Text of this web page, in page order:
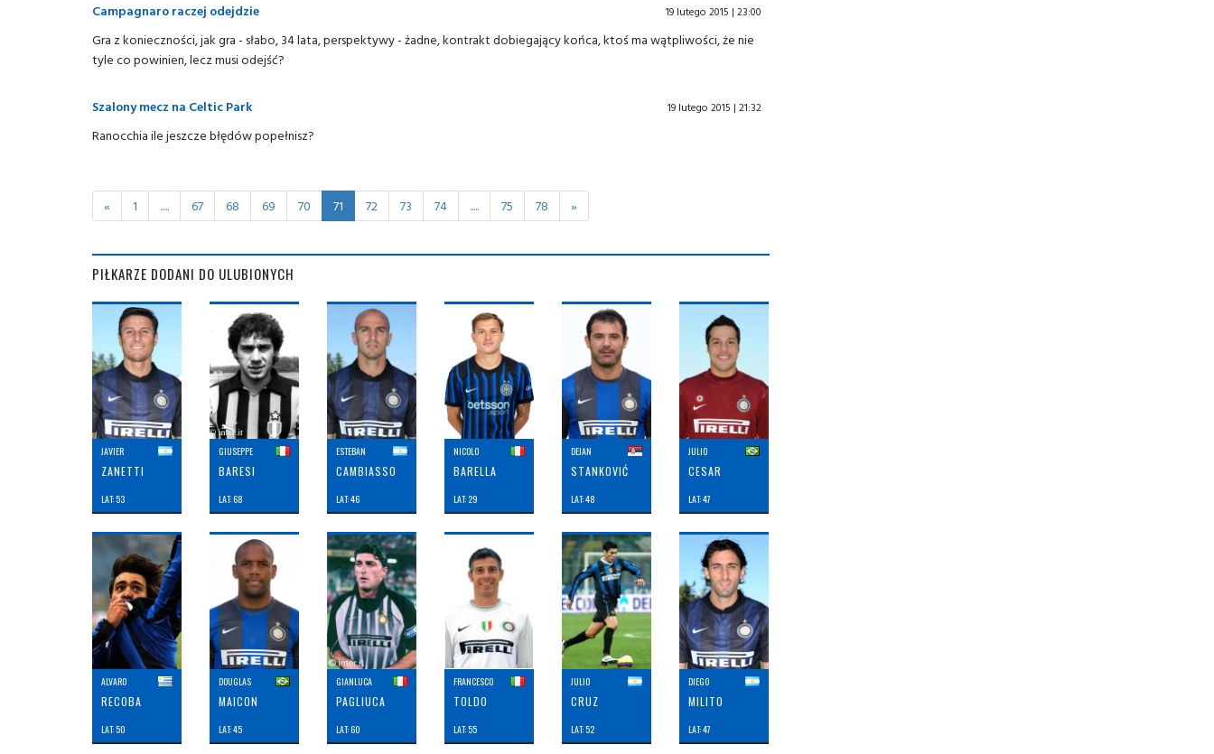
Campagnaro raczej odejdzie 19 lutego 2015 | 23:00
Gra z konieczności, jak gra - słabo, 34 lata, perspektywy - żadne, kontrakt dobiegający końca, ktoś ma wątpliwości, że nie
tyle co powinien, lecz musi odejść?
Szalony mecz na Celtic Park 19 lutego 2015 | 21:32
Ranocchia ile jeszcze błędów popełnisz?
« 1 ..... 67 68 69 70 71 72 73 74 ..... 75 78 »
PIŁKARZE DODANI DO ULUBIONYCH
JAVIER
ZANETTI
LAT: 53
GIUSEPPE
BARESI
LAT: 68
ESTEBAN
CAMBIASSO
LAT: 46
NICOLO
BARELLA
LAT: 29
DEJAN
STANKOVIĆ
LAT: 48
JULIO
CESAR
LAT: 47
ALVARO
RECOBA
LAT: 50
DOUGLAS
MAICON
LAT: 45
GIANLUCA
PAGLIUCA
LAT: 60
FRANCESCO
TOLDO
LAT: 55
JULIO
CRUZ
LAT: 52
DIEGO
MILITO
LAT: 47